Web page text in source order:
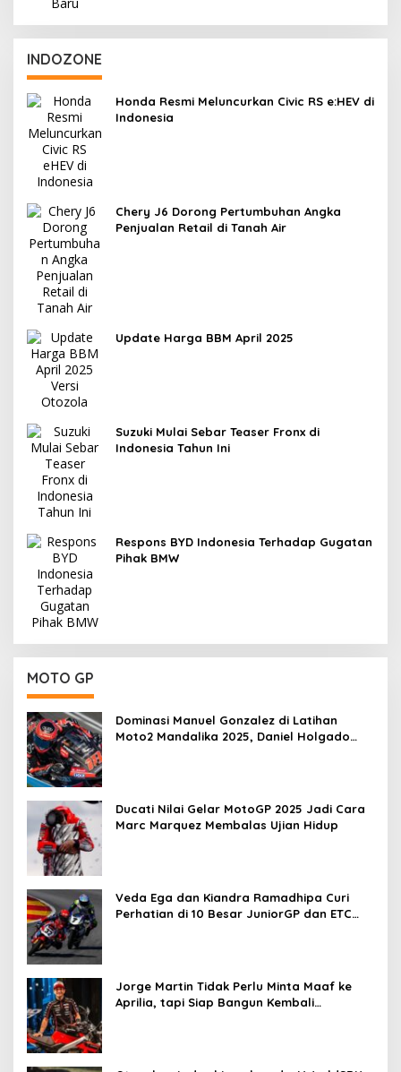
INDOZONE
Honda Resmi Meluncurkan Civic RS e:HEV di
Indonesia
Chery J6 Dorong Pertumbuhan Angka
Penjualan Retail di Tanah Air
Update Harga BBM April 2025
Suzuki Mulai Sebar Teaser Fronx di
Indonesia Tahun Ini
Respons BYD Indonesia Terhadap Gugatan
Pihak BMW
MOTO GP
Dominasi Manuel Gonzalez di Latihan
Moto2 Mandalika 2025, Daniel Holgado
Ducati Nilai Gelar MotoGP 2025 Jadi Cara
Marc Marquez Membalas Ujian Hidup
Veda Ega dan Kiandra Ramadhipa Curi
Perhatian di 10 Besar JuniorGP dan ETC
Jorge Martin Tidak Perlu Minta Maaf ke
Aprilia, tapi Siap Bangun Kembali